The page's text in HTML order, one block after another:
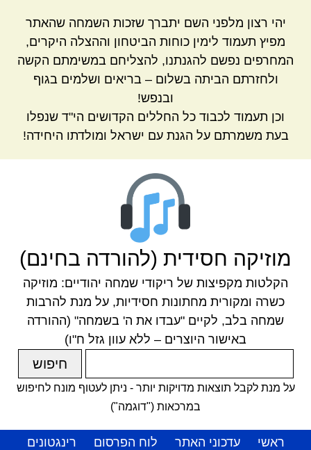
יהי רצון מלפני השם יתברך שזכות השמחה שהאתר
מפיץ תעמוד לימין כוחות הביטחון וההצלה היקרים,
המחרפים נפשם להגנתנו, להצליחם במשימתם הקשה
ולחזרתם הביתה בשלום – בריאים ושלמים בגוף
ובנפש!
וכן תעמוד לכבוד כל החללים הקדושים הי"ד שנפלו
בעת משמרתם על הגנת עם ישראל ומולדתו היחידה!
מוזיקה חסידית (להורדה בחינם)
הקלטות מקפיצות של ריקודי שמחה יהודיים: מוזיקה
כשרה ומקורית מחתונות חסידיות, על מנת להרבות
שמחה בלב, לקיים "עבדו את ה' בשמחה" (ההורדה
באישור היוצרים – ללא עוון גזל ח"ו)
על מנת לקבל תוצאות מדויקות יותר - ניתן לעטוף מונח לחיפוש
במרכאות ("דוגמה")
ראשי עדכוני האתר לוח הפרסום
רינגטונים